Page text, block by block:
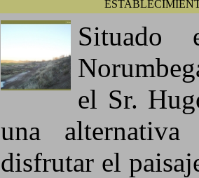
Situado
el Sr.
una
disfrutar el